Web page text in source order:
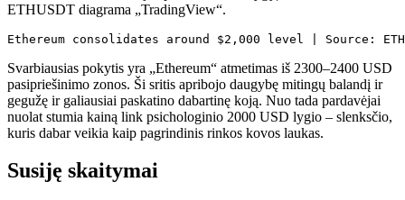
Ethereum consolidates around $2,000 level | Source:
Svarbiausias pokytis yra „Ethereum“ atmetimas iš 2300–2400 USD
pasipriešinimo zonos. Ši sritis apribojo daugybę mitingų balandį ir
gegužę ir galiausiai paskatino dabartinę koją. Nuo tada pardavėjai
nuolat stumia kainą link psichologinio 2000 USD lygio – slenksčio,
kuris dabar veikia kaip pagrindinis rinkos kovos laukas.
Susiję skaitymai